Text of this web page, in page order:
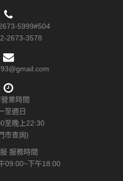
5999#504
2673-3578
業時間
至週日
至晚上22:30
市查詢)
服務時間
09:00~下午18:00